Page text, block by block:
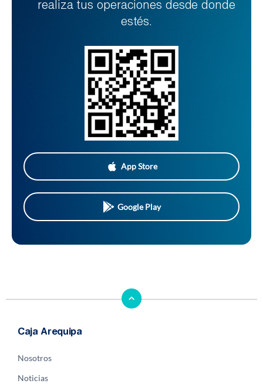
realiza tus operaciones desde donde
estés.
App Store
Google Play
Caja Arequipa
Nosotros
Noticias